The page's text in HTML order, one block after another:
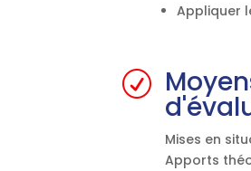
Appliquer
R
Mises en
Apports